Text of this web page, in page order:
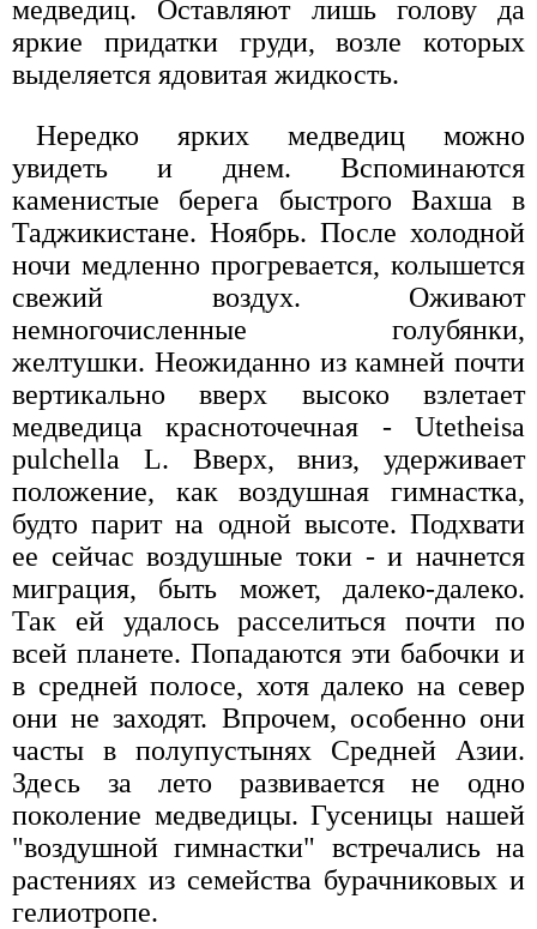
медведиц. Оставляют лишь голову да
яркие придатки груди, возле которых
выделяется ядовитая жидкость.
Нередко ярких медведиц можно
увидеть и днем. Вспоминаются
каменистые берега быстрого Вахша в
Таджикистане. Ноябрь. После холодной
ночи медленно прогревается, колышется
свежий воздух. Оживают
немногочисленные голубянки,
желтушки. Неожиданно из камней почти
вертикально вверх высоко взлетает
медведица красноточечная - Utetheisa
pulchella L. Вверх, вниз, удерживает
положение, как воздушная гимнастка,
будто парит на одной высоте. Подхвати
ее сейчас воздушные токи - и начнется
миграция, быть может, далеко-далеко.
Так ей удалось расселиться почти по
всей планете. Попадаются эти бабочки и
в средней полосе, хотя далеко на север
они не заходят. Впрочем, особенно они
часты в полупустынях Средней Азии.
Здесь за лето развивается не одно
поколение медведицы. Гусеницы нашей
"воздушной гимнастки" встречались на
растениях из семейства бурачниковых и
гелиотропе.